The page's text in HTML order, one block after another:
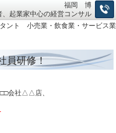
ト 小売業・飲食業・サービス業
会社」 福岡 博
起業家中心の経営コンサル
ス業の「経営戦略構築」か
下さい。
員研修！
□□会社△△店、